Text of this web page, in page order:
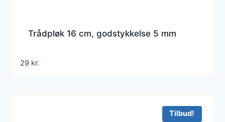
Trådpløk 16 cm, godstykkelse 5 mm
29 kr.
Tilbud!